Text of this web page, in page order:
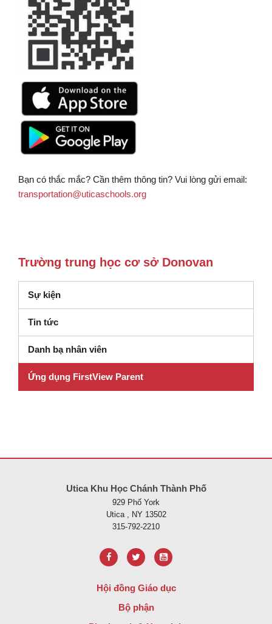
Bạn có thắc mắc? Cần thêm thông tin? Vui lòng gửi email:
transportation@uticaschools.org
Trường trung học cơ sở Donovan
Sự kiện
Tin tức
Danh bạ nhân viên
Ứng dụng FirstView Parent
Utica Khu Học Chánh Thành Phố
929 Phố York
Utica , NY 13502
315-792-2210
Hội đồng Giáo dục
Bộ phận